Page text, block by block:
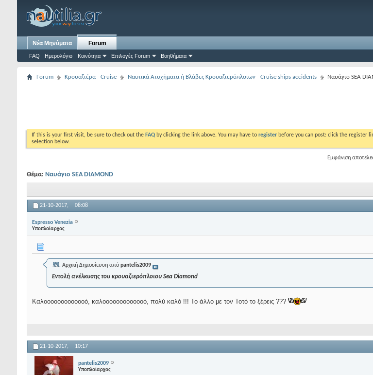
Νέα Μηνύματα Forum
FAQ Ημερολόγιο Κοινότητα Επιλογές Forum Βοηθήματα
Forum Κρουαζιέρα - Cruise Ναυτικά Ατυχήματα ή Βλάβες Κρουαζιερόπλοιων - Cruise ships accidents Ναυάγιο SEA
If this is your first visit, be sure to check out the FAQ by clicking the link above. You may have to register before you can post: click the register
selection below.
Εμφάνιση
Θέμα: Ναυάγιο SEA DIAMOND
21-10-2017, 08:08
Espresso Venezia
Υποπλοίαρχος
Αρχική Δημοσίευση από pantelis2009
Εντολή ανέλκυσης του κρουαζιερόπλοιου Sea Diamond
Καλοοοοοοοοοοοοό, καλοοοοοοοοοοοοό, πολύ καλό !!! Το άλλο με τον Τοτό το ξέρεις ???
21-10-2017, 10:17
pantelis2009
Υποπλοίαρχος